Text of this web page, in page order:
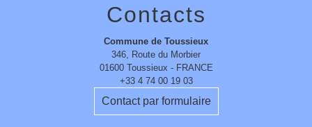
Contacts
Commune de Toussieux
346, Route du Morbier
01600 Toussieux - FRANCE
+33 4 74 00 19 03
Contact par formulaire